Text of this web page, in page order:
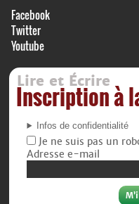
Facebook
Twitter
Youtube
Lire et Écrire
Inscription à
Infos de confidentialité
Je ne suis pas un
Adresse e-mail